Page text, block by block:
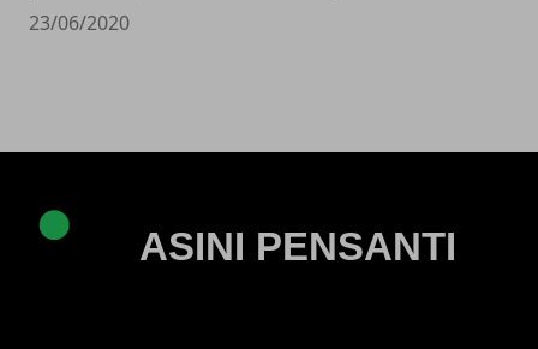
23/06/2020